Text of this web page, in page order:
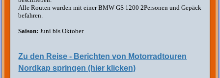
Alle Routen wurden mit einer BMW GS 1200 2Personen und Gepäck
befahren.
Saison:Juni bis Oktober
Zu den Reise - Berichten von Motorradtouren
Nordkap springen (hier klicken)